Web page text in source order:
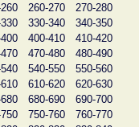
260-270
270-280
330-340
340-350
400-410
410-420
470-480
480-490
540-550
550-560
610-620
620-630
680-690
690-700
750-760
760-770